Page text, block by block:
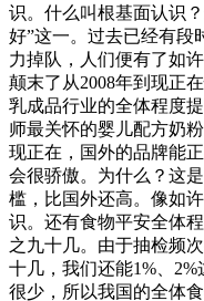
识。什么叫根基面认识
好”这一。过去已经有段
力掉队，人们便有了如
颠末了从2008年到现正
乳成品行业的全体程度
师最关怀的婴儿配方奶
现正在，国外的品牌能
会很骄傲。为什么？这
槛，比国外还高。像如
识。还有食物平安全体
之九十几。由于抽检频
十几，我们还能1%、
很少，所以我国的全体